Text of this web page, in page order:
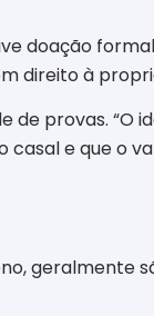
doação
direito à
de provas. “O
casal e que o
geralmente